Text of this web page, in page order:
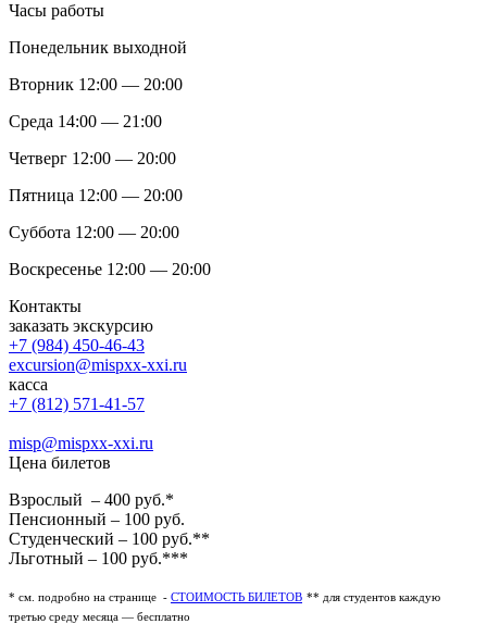
Часы работы
Понедельник выходной
Вторник 12:00 — 20:00
Среда 14:00 — 21:00
Четверг 12:00 — 20:00
Пятница 12:00 — 20:00
Суббота 12:00 — 20:00
Воскресенье 12:00 — 20:00
Контакты
заказать экскурсию
+7 (984) 450-46-43
excursion@mispxx-xxi.ru
касса
+7 (812) 571-41-57
misp@mispxx-xxi.ru
Цена билетов
Взрослый – 400 руб.*
Пенсионный – 100 руб.
Студенческий – 100 руб.**
Льготный – 100 руб.***
* см. подробно на странице - СТОИМОСТЬ БИЛЕТОВ ** для студентов каждую
третью среду месяца — бесплатно